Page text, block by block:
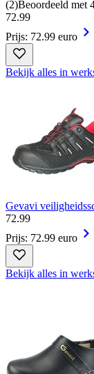
(2)Beoordeeld met
72.99
Prijs: 72.99 euro
Bekijk alles in
Gevavi
72.99
Prijs: 72.99 euro
Bekijk alles in